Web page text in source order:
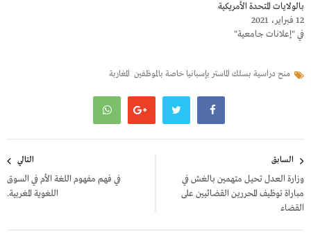
بالولايات المتحدة الأمريكية
12 فبراير، 2021
في "إعلانات جامعية"
منح دراسية بسلك الماستر بإسبانيا خاصة بالموظفين المغاربة
المقالات
السابق
وزارة العدل تحيل متهمين بالغش في
مباراة توظيف المحررين القضائيين على
القضاء
التالي
في فهم مفهوم اللغة الأم في السوق
اللغوية المغربية.